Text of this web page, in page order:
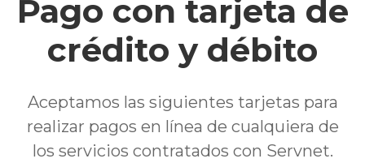
Pago con tarjeta de
crédito y débito
Aceptamos las siguientes tarjetas para
realizar pagos en línea de cualquiera de
los servicios contratados con Servnet.